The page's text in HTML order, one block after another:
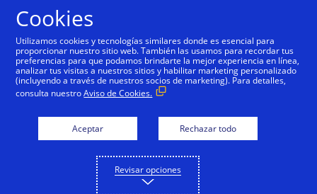
Monitoreo en Tiempo Real
La información de inteligencia es nuestra mayor
defensa. En el preciso momento en que un
comerciante procesa tu pago, Visa pone manos
a la obra para prevenir fraude. Utilizamos un
sistema de detección para escanear miles de
transacciones por segundo, examinando
cambios sutiles en los patrones de gasto que
podrían indicar un fraude. Si hay algo fuera de
Cookies
Utilizamos cookies y tecnologías similares donde es esencial para
proporcionar nuestro sitio web. También las usamos para recordar tus
preferencias para que podamos brindarte la mejor experiencia en línea,
analizar tus visitas a nuestros sitios y habilitar marketing personalizado
(incluyendo a través de nuestros socios de marketing). Para detalles,
consulta nuestroAviso de Cookies.
Aceptar Rechazar todo
Revisar opciones